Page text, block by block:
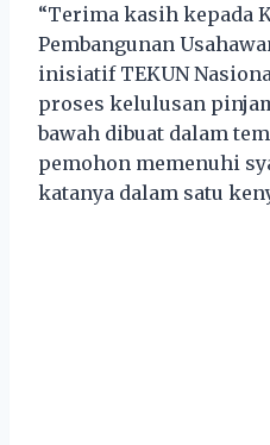
“Terima kasih kepada
Pembangunan
inisiatif TEKUN
proses kelulusan
bawah dibuat dalam
pemohon memenuhi
katanya dalam satu